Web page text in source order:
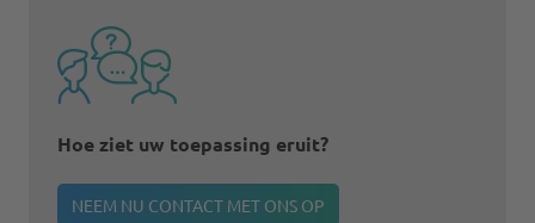
Hoe ziet uw toepassing eruit?
NEEM NU CONTACT MET ONS OP